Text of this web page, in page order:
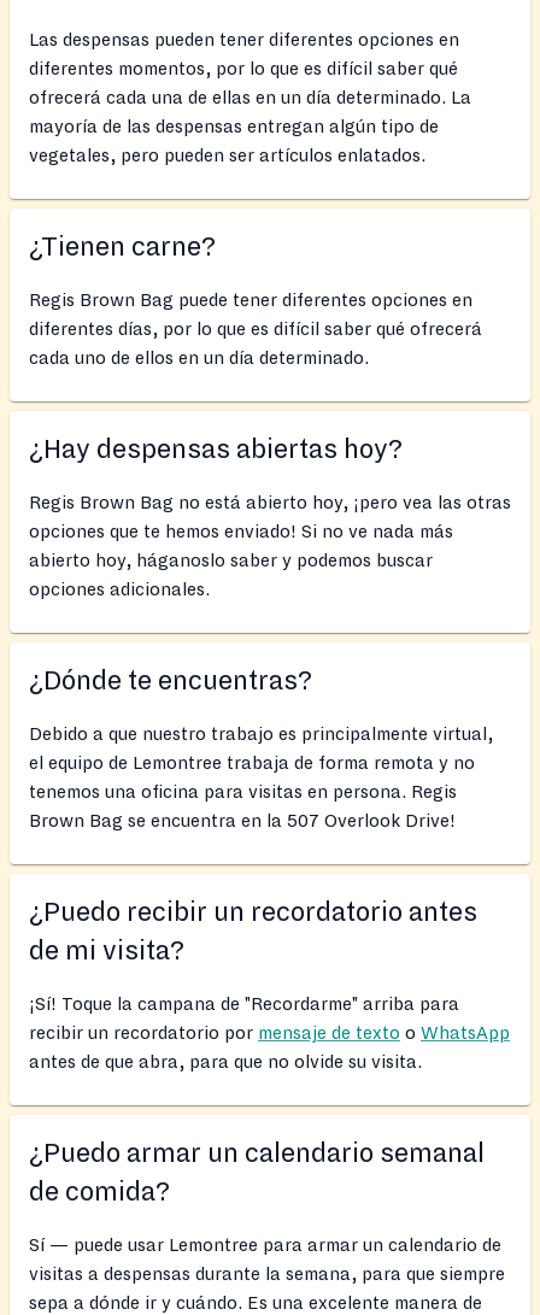
Las despensas pueden tener diferentes opciones en
diferentes momentos, por lo que es difícil saber qué
ofrecerá cada una de ellas en un día determinado. La
mayoría de las despensas entregan algún tipo de
vegetales, pero pueden ser artículos enlatados.
¿Tienen carne?
Regis Brown Bag puede tener diferentes opciones en
diferentes días, por lo que es difícil saber qué ofrecerá
cada uno de ellos en un día determinado.
¿Hay despensas abiertas hoy?
Regis Brown Bag no está abierto hoy, ¡pero vea las otras
opciones que te hemos enviado! Si no ve nada más
abierto hoy, háganoslo saber y podemos buscar
opciones adicionales.
¿Dónde te encuentras?
Debido a que nuestro trabajo es principalmente virtual,
el equipo de Lemontree trabaja de forma remota y no
tenemos una oficina para visitas en persona. Regis
Brown Bag se encuentra en la 507 Overlook Drive!
¿Puedo recibir un recordatorio antes
de mi visita?
¡Sí! Toque la campana de "Recordarme" arriba para
recibir un recordatorio por mensaje de texto o WhatsApp
antes de que abra, para que no olvide su visita.
¿Puedo armar un calendario semanal
de comida?
Sí — puede usar Lemontree para armar un calendario de
visitas a despensas durante la semana, para que siempre
sepa a dónde ir y cuándo. Es una excelente manera de